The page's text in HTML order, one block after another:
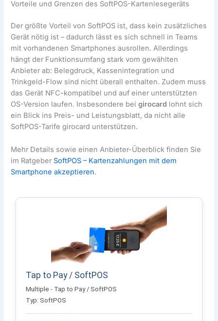
Vorteile und Grenzen des SoftPOS-Kartenlesegeräts
Der größte Vorteil von SoftPOS ist, dass kein zusätzliches
Gerät nötig ist – dadurch lässt es sich schnell in Teams
mit vorhandenen Smartphones ausrollen. Allerdings
hängt der Funktionsumfang stark vom gewählten
Anbieter ab: Belegdruck, Kassenintegration und
Trinkgeld-Flow sind nicht überall enthalten. Zudem muss
das Gerät NFC-kompatibel und auf einer unterstützten
OS-Version laufen. Insbesondere beigirocard lohnt sich
ein Blick ins Preis- und Leistungsblatt, da nicht alle
SoftPOS-Tarife girocard unterstützen.
Mehr Details sowie einen Anbieter-Überblick finden Sie
im Ratgeber SoftPOS – Kartenzahlungen mit dem
Smartphone akzeptieren.
Tap to Pay / SoftPOS
Multiple - Tap to Pay / SoftPOS
Typ: SoftPOS